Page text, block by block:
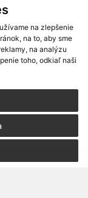
na zlepšenie
na to, aby sme
na analýzu
toho, odkiaľ naši
s využitím RSS
stránok,web portál
domény